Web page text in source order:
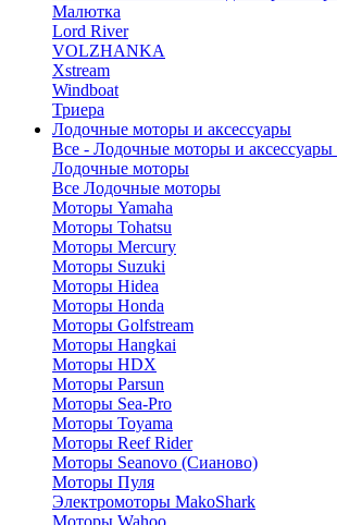
Малютка
Lord River
VOLZHANKA
Xstream
Windboat
Триера
Лодочные моторы и аксессуары
Все - Лодочные моторы и аксессуары
Лодочные моторы
Все Лодочные моторы
Моторы Yamaha
Моторы Tohatsu
Моторы Mercury
Моторы Suzuki
Моторы Hidea
Моторы Honda
Моторы Golfstream
Моторы Hangkai
Моторы HDX
Моторы Parsun
Моторы Sea-Pro
Моторы Toyama
Моторы Reef Rider
Моторы Seanovo (Сианово)
Моторы Пуля
Электромоторы MakoShark
Моторы Wahoo